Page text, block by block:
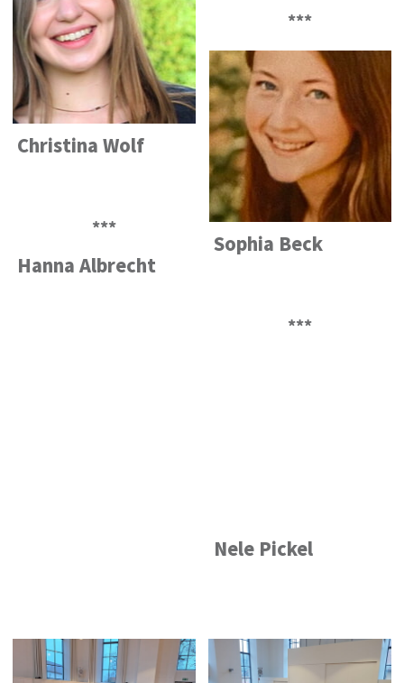
Christina Wolf
***
Hanna Albrecht
***
Sophia Beck
***
Nele Pickel